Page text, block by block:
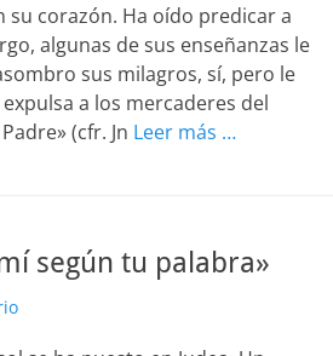
corazón. Ha oído predicar a
algunas de sus enseñanzas le
sus milagros, sí, pero le
a los mercaderes del
(cfr. Jn Leer más …
mí según tu palabra»